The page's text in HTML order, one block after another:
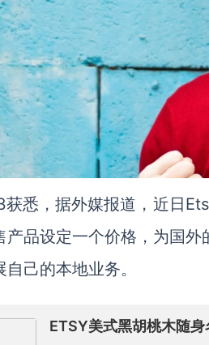
悉，据外媒报道，近日
产品设定一个价格，为国
自己的本地业务。
ETSY美式黑胡桃木随